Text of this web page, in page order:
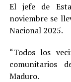
El jefe de
noviembre se
Nacional 2025.
“Todos los
comunitarios
Maduro.